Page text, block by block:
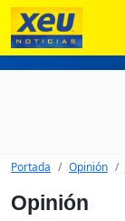
Portada Opinión
Opinión